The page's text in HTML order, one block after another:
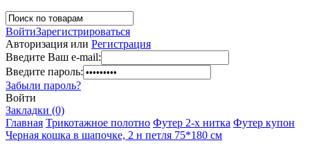
ВойтиЗарегистрироваться
Авторизация или Регистрация
Введите Ваш e-mail:
Введите пароль:
Забыли пароль?
Войти
Закладки (0)
Главная Трикотажное полотно Футер 2-х нитка Футер купон
Черная кошка в шапочке, 2 н петля 75*180 см